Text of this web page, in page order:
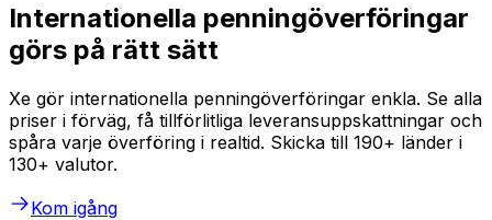
Internationella penningöverföringar
görs på rätt sätt
Xe gör internationella penningöverföringar enkla. Se alla
priser i förväg, få tillförlitliga leveransuppskattningar och
spåra varje överföring i realtid. Skicka till 190+ länder i
130+ valutor.
Kom igång